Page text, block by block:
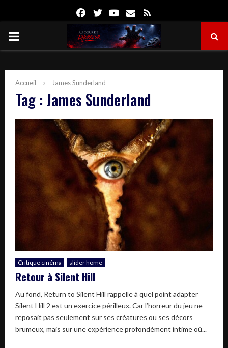
FacebookTwitterYoutube
Email
PRIMARY
Accueil James Sunderland
Tag : James Sunderland
Critique cinéma slider home
Retour à Silent Hill
Au fond, Return to Silent Hill rappelle à quel point adapter
Silent Hill 2 est un exercice périlleux. Car l’horreur du jeu ne
reposait pas seulement sur ses créatures ou ses décors
brumeux, mais sur une expérience profondément intime où...